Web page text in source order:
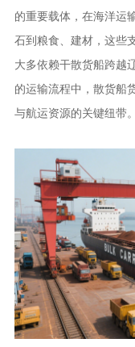
的重要载体，在海洋运
石到粮食、建材，这些
大多依赖干散货船跨越
的运输流程中，散货船
与航运资源的关键纽带。​